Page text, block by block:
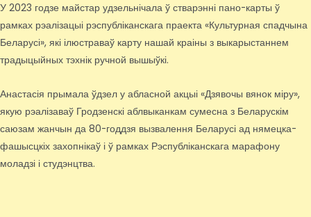
У 2023 годзе майстар удзельнічала ў стварэнні пано-карты ў
рамках рэалізацыі рэспубліканскага праекта «Культурная спадчына
Беларусі», які ілюстраваў карту нашай краіны з выкарыстаннем
традыцыйных тэхнік ручной вышыўкі.
Анастасія прымала ўдзел у абласной акцыі «Дзявочы вянок міру»,
якую рэалізаваў Гродзенскі аблвыканкам сумесна з Беларускім
саюзам жанчын да 80-годдзя вызвалення Беларусі ад нямецка-
фашысцкіх захопнікаў і ў рамках Рэспубліканскага марафону
моладзі і студэнцтва.